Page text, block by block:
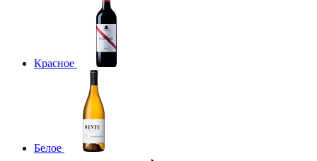
Красное
Белое